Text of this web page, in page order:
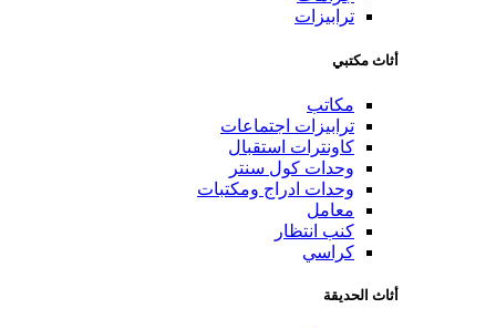
ترابيزات
أثاث مكتبي
مكاتب
ترابيزات اجتماعات
كاونترات استقبال
وحدات كول سنتر
وحدات ادراج ومكتبات
معامل
كنب انتظار
كراسي
أثاث الحديقة